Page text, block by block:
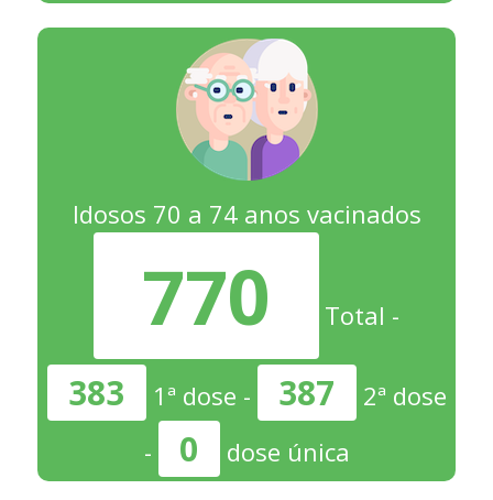
Idosos 70 a 74 anos vacinados
770 Total -
383 1ª dose - 387
2ª dose
-
0 dose única